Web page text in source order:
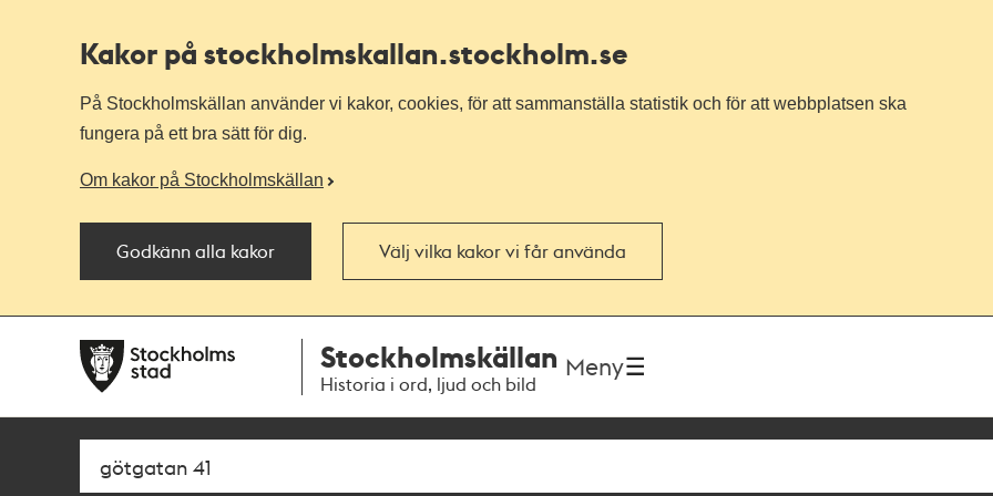
Kakor på stockholmskallan.stockholm.se
På Stockholmskällan använder vi kakor, cookies, för att sammanställa statistik och för att webbplatsen ska
fungera på ett bra sätt för dig.
Om kakor på Stockholmskällan
Godkänn alla kakor Välj vilka kakor vi får använda
navigationen
huvudinnehållet
Stockholmskällan
Historia i ord, ljud och bild
Meny
Sök